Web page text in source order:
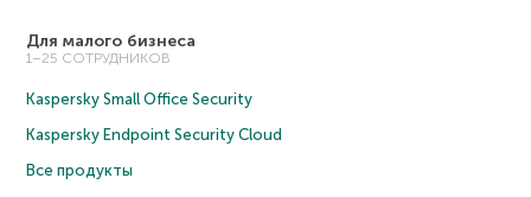
Для малого бизнеса
1–25 СОТРУДНИКОВ
Kaspersky Small Office Security
Kaspersky Endpoint Security Cloud
Все продукты